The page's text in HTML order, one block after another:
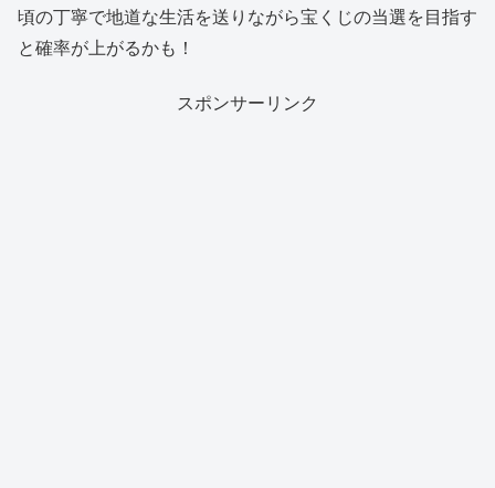
頃の丁寧で地道な生活を送りながら宝くじの当選を目指す
と確率が上がるかも！
スポンサーリンク